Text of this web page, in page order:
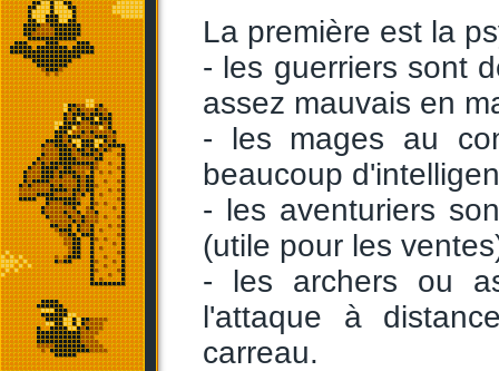
La première est la
- les guerriers sont
assez mauvais en
- les mages au
beaucoup
- les aventuriers
(utile pour les
- les archers ou
l'attaque à
carreau.